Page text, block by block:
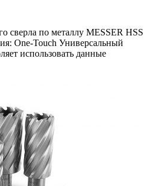
сверла по металлу MESSER HSS
One-Touch Универсальный
использовать данные